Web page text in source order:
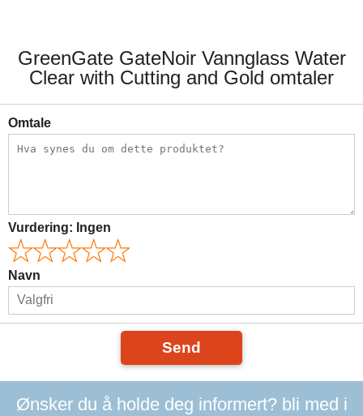
GreenGate GateNoir Vannglass Water
Clear with Cutting and Gold omtaler
Omtale
Vurdering: Ingen
Navn
Send
Ønsker du å holde deg informert? bli med i